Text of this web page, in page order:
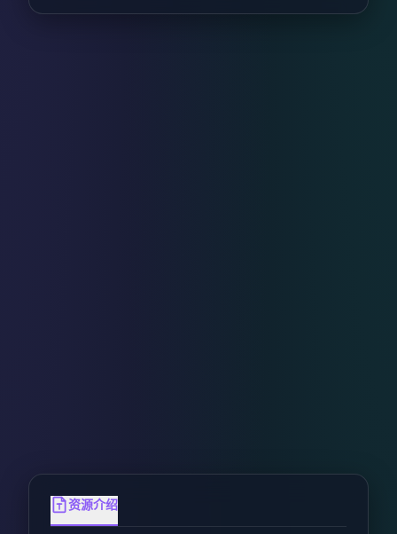
资源介绍